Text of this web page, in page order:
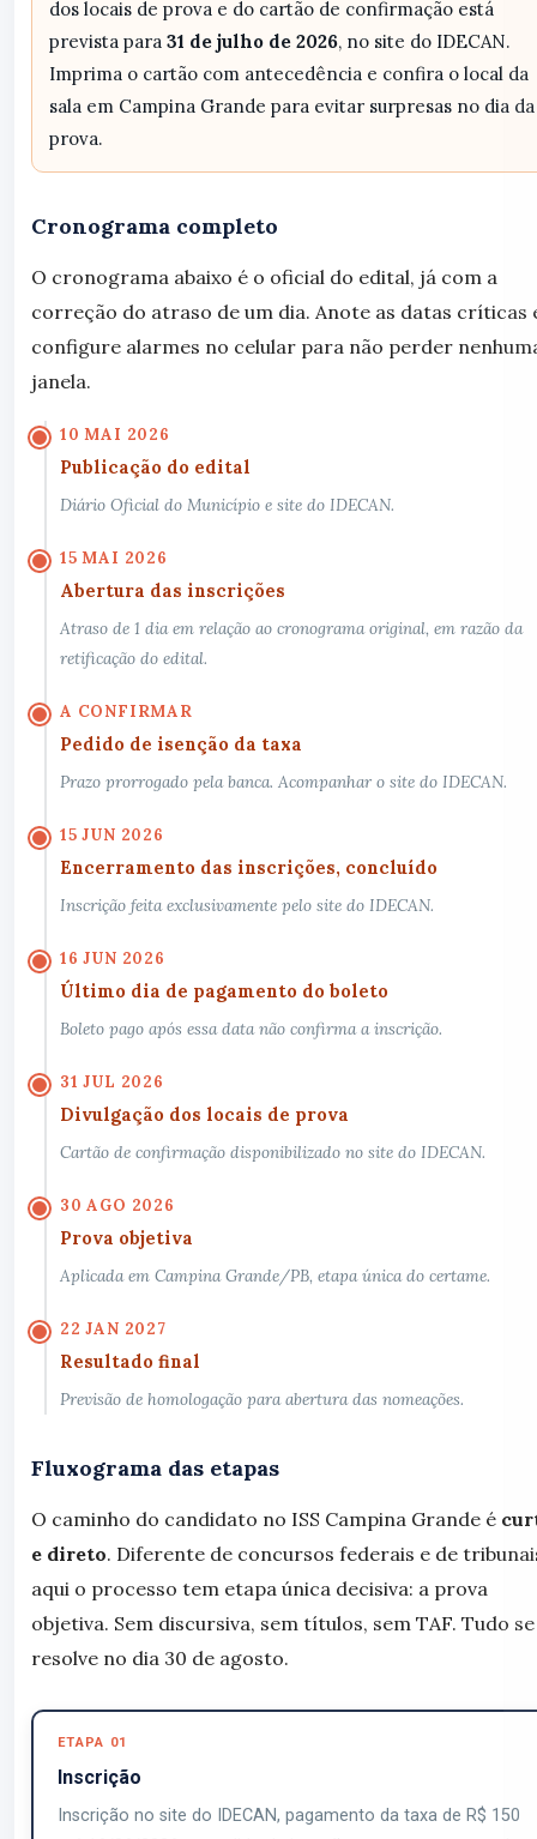
dos locais de prova e do cartão de confirmação está
prevista para 31 de julho de 2026, no site do IDECAN.
Imprima o cartão com antecedência e confira o local da
sala em Campina Grande para evitar surpresas no dia da
prova.
Cronograma completo
O cronograma abaixo é o oficial do edital, já com a
correção do atraso de um dia. Anote as datas críticas
configure alarmes no celular para não perder
janela.
10 MAI 2026
Publicação do edital
Diário Oficial do Município e site do IDECAN.
15 MAI 2026
Abertura das inscrições
Atraso de 1 dia em relação ao cronograma original, em razão da
retificação do edital.
A CONFIRMAR
Pedido de isenção da taxa
Prazo prorrogado pela banca. Acompanhar o site do IDECAN.
15 JUN 2026
Encerramento das inscrições, concluído
Inscrição feita exclusivamente pelo site do IDECAN.
16 JUN 2026
Último dia de pagamento do boleto
Boleto pago após essa data não confirma a inscrição.
31 JUL 2026
Divulgação dos locais de prova
Cartão de confirmação disponibilizado no site do IDECAN.
30 AGO 2026
Prova objetiva
Aplicada em Campina Grande/PB, etapa única do certame.
22 JAN 2027
Resultado final
Previsão de homologação para abertura das nomeações.
Fluxograma das etapas
O caminho do candidato no ISS Campina Grande é
e direto. Diferente de concursos federais e de
aqui o processo tem etapa única decisiva: a prova
objetiva. Sem discursiva, sem títulos, sem TAF. Tudo se
resolve no dia 30 de agosto.
ETAPA 01
Inscrição
Inscrição no site do IDECAN, pagamento da taxa de R$ 150